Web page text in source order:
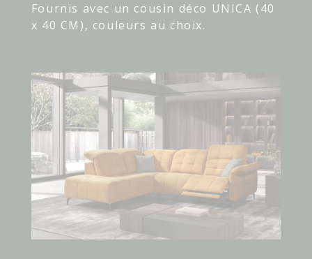
Fournis avec un cousin déco UNICA (40
x 40 CM), couleurs au choix.